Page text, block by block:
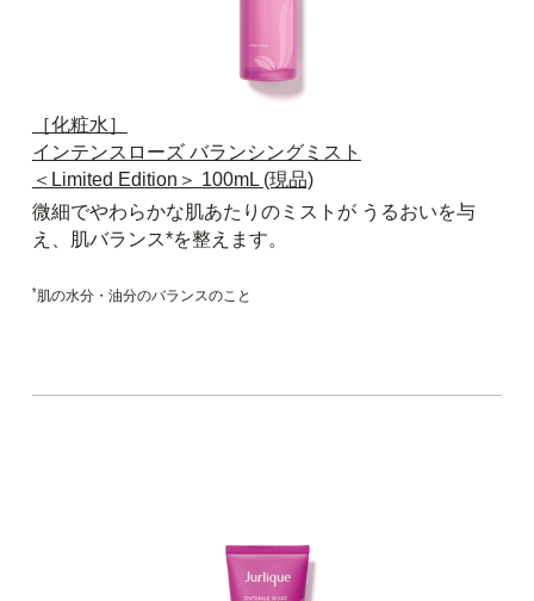
［化粧水］
インテンスローズ バランシングミスト
＜Limited Edition＞ 100mL (現品)
微細でやわらかな肌あたりのミストが うるおいを与
え、肌バランス*を整えます。
*肌の水分・油分のバランスのこと